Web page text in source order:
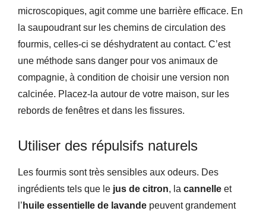
microscopiques, agit comme une barrière efficace. En
la saupoudrant sur les chemins de circulation des
fourmis, celles-ci se déshydratent au contact. C’est
une méthode sans danger pour vos animaux de
compagnie, à condition de choisir une version non
calcinée. Placez-la autour de votre maison, sur les
rebords de fenêtres et dans les fissures.
Utiliser des répulsifs naturels
Les fourmis sont très sensibles aux odeurs. Des
ingrédients tels que le jus de citron, la cannelle et
l’ huile essentielle de lavande peuvent grandement